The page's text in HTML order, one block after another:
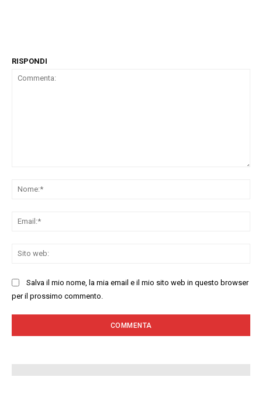
RISPONDI
Salva il mio nome, la mia email e il mio sito web in questo browser
per il prossimo commento.